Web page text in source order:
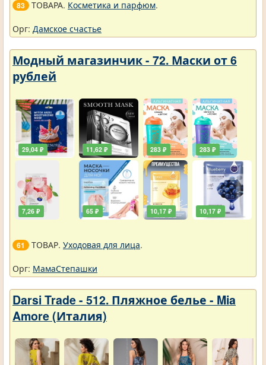
83 ТОВАРА. Косметика и парфюм.
Орг: Дамское счастье
Модный магазинчик - 72. Маски от 6
рублей
29,04 ₽
7,26 ₽
11,62 ₽
65 ₽
283 ₽
10,17 ₽
283 ₽
10,17 ₽
61 ТОВАР. Уходовая для лица.
Орг: МамаСтепашки
Darsi Trade - 512. Пляжное белье - Mia
Amore (Италия)